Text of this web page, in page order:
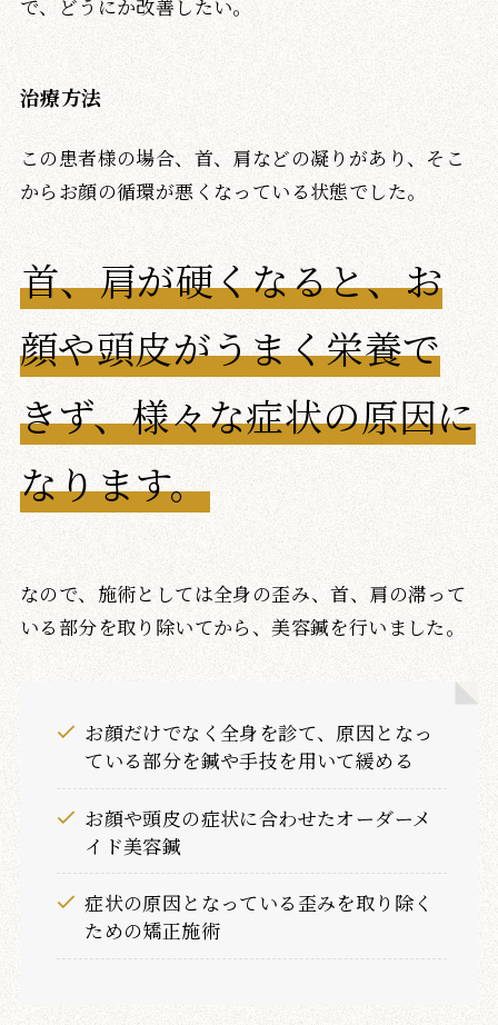
で、どうにか改善したい。
治療方法
この患者様の場合、首、肩などの凝りがあり、そこ
からお顔の循環が悪くなっている状態でした。
首、肩が硬くなると、お
顔や頭皮がうまく栄養で
きず、様々な症状の原因に
なります。
なので、施術としては全身の歪み、首、肩の滞って
いる部分を取り除いてから、美容鍼を行いました。
お顔だけでなく全身を診て、原因となっ
ている部分を鍼や手技を用いて緩める
お顔や頭皮の症状に合わせたオーダーメ
イド美容鍼
症状の原因となっている歪みを取り除く
ための矯正施術